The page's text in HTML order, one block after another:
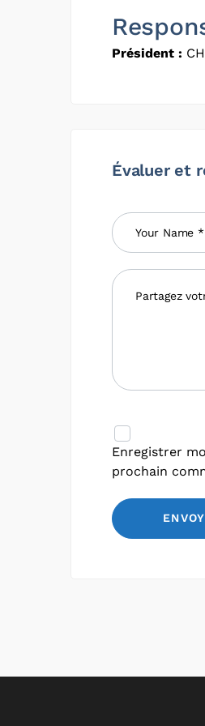
Président :
Évaluer et
Enregistrer
prochain